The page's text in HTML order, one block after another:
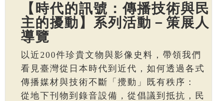
【時代的訊號：傳播技術與民
主的擾動】系列活動－策展人
導覽
以近200件珍貴文物與影像史料，帶領我們
看見臺灣從日本時代到近代，如何透過各式
傳播媒材與技術不斷「攪動」既有秩序：
從地下刊物到錄音設備，從倡議到抵抗，民